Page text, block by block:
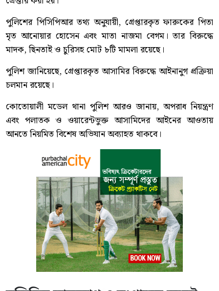
পুলিশের পিসিপিআর তথ্য অনুযায়ী, গ্রেপ্তারকৃত ফারুকের পিতা
মৃত আনোয়ার হোসেন এবং মাতা নাজমা বেগম। তার বিরুদ্ধে
মাদক, ছিনতাই ও চুরিসহ মোট ৮টি মামলা রয়েছে।
পুলিশ জানিয়েছে, গ্রেপ্তারকৃত আসামির বিরুদ্ধে আইনানুগ প্রক্রিয়া
চলমান রয়েছে।
কোতোয়ালী মডেল থানা পুলিশ আরও জানায়, অপরাধ নিয়ন্ত্রণ
এবং পলাতক ও ওয়ারেন্টভুক্ত আসামিদের আইনের আওতায়
আনতে নিয়মিত বিশেষ অভিযান অব্যাহত থাকবে।